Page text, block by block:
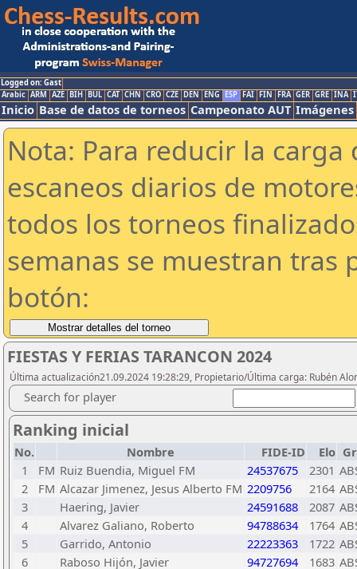
Logged on: Gast
Arabic ARM AZE BIH BUL CAT CHN CRO CZE DEN ENG ESP FAI FIN FRA GER GRE INA
Inicio Base de datos de torneos Campeonato AUT Imágenes
Nota: Para reducir la
escaneos diarios de
todos los torneos
semanas se muestran tras
botón:
FIESTAS Y FERIAS TARANCON 2024
Última actualización21.09.2024 19:28:29, Propietario/Última carga: Rubén
Search for player
Ranking inicial
No. Nombre FIDE-ID Elo Gr
1
FM Ruiz Buendia, Miguel FM 24537675 2301
2
FM Alcazar Jimenez, Jesus Alberto FM 2209756 2164
3
Haering, Javier 24591688 2087
4
Alvarez Galiano, Roberto 94788634 1764
5
Garrido, Antonio 22223363 1722
6
Raboso Hijón, Javier 94727694 1683